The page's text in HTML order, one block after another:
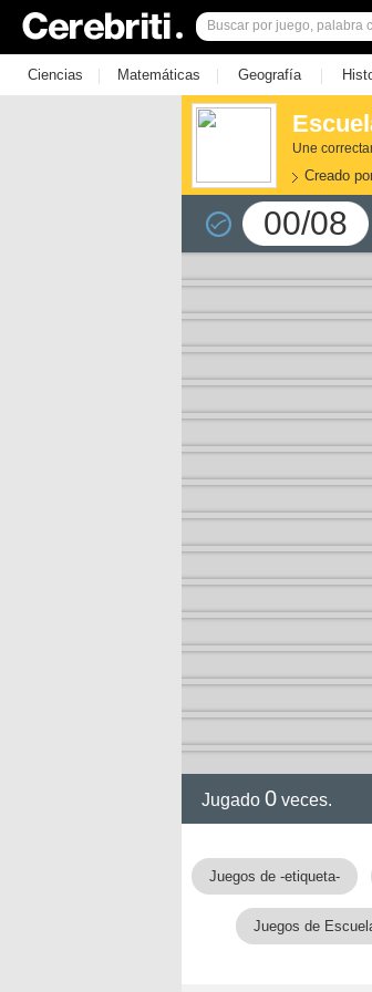
Ciencias | Matemáticas | Geografía |
Une
Creado
00/08
Jugado 0 veces.
Juegos de -etiqueta-
Juegos de